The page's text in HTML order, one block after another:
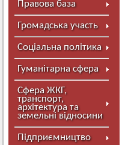
Правова база
Громадська участь
Соціальна політика
Гуманітарна сфера
Сфера ЖКГ,
транспорт,
архітектура та
земельні відносини
Підприємництво